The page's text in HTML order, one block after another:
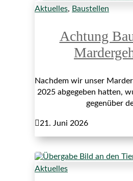
Aktuelles, Baustellen
Achtung
Nachdem wir unser
2025 abgegeben hatten,
gegenüber
21. Juni 2026
Aktuelles